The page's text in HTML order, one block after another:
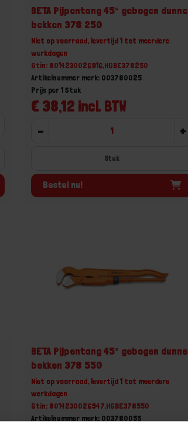
BETA Pijpentang 45° gebogen dunne
bekken 378 250
Niet op voorraad, levertijd 1 tot meerdere
werkdagen
Gtin: 8014230026916,HGBE378250
Artikelnummer merk: 003780025
€ 38,12 incl. BTW
Prijs per 1 Stuk
- +
Stuk
Bestel nu!
BETA Pijpentang 45° gebogen dunne
bekken 378 550
Niet op voorraad, levertijd 1 tot meerdere
werkdagen
Gtin: 8014230026947,HGBE378550
Artikelnummer merk: 003780055